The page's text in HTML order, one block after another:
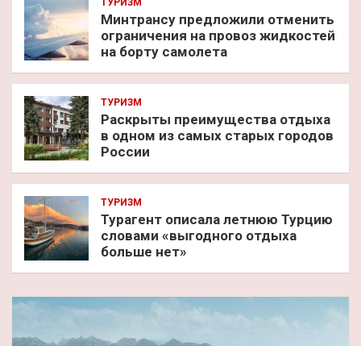
Минтрансу предложили отменить
ограничения на провоз жидкостей
на борту самолета
ТУРИЗМ
Раскрыты преимущества отдыха
в одном из самых старых городов
России
ТУРИЗМ
Турагент описала летнюю Турцию
словами «выгодного отдыха
больше нет»